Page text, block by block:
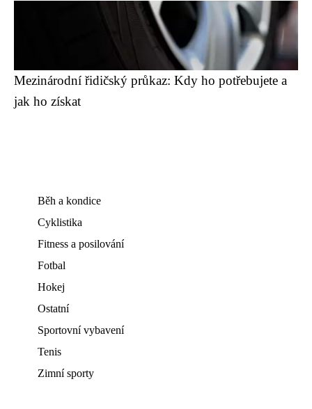
Mezinárodní řidičský průkaz: Kdy ho potřebujete a
jak ho získat
Běh a kondice
Cyklistika
Fitness a posilování
Fotbal
Hokej
Ostatní
Sportovní vybavení
Tenis
Zimní sporty